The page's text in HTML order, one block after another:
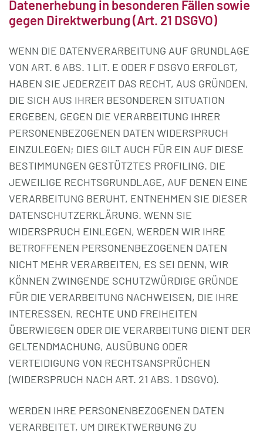
Datenerhebung in besonderen Fällen sowie
gegen Direktwerbung (Art. 21 DSGVO)
WENN DIE DATENVERARBEITUNG AUF GRUNDLAGE
VON ART. 6 ABS. 1 LIT. E ODER F DSGVO ERFOLGT,
HABEN SIE JEDERZEIT DAS RECHT, AUS GRÜNDEN,
DIE SICH AUS IHRER BESONDEREN SITUATION
ERGEBEN, GEGEN DIE VERARBEITUNG IHRER
PERSONENBEZOGENEN DATEN WIDERSPRUCH
EINZULEGEN; DIES GILT AUCH FÜR EIN AUF DIESE
BESTIMMUNGEN GESTÜTZTES PROFILING. DIE
JEWEILIGE RECHTSGRUNDLAGE, AUF DENEN EINE
VERARBEITUNG BERUHT, ENTNEHMEN SIE DIESER
DATENSCHUTZERKLÄRUNG. WENN SIE
WIDERSPRUCH EINLEGEN, WERDEN WIR IHRE
BETROFFENEN PERSONENBEZOGENEN DATEN
NICHT MEHR VERARBEITEN, ES SEI DENN, WIR
KÖNNEN ZWINGENDE SCHUTZWÜRDIGE GRÜNDE
FÜR DIE VERARBEITUNG NACHWEISEN, DIE IHRE
INTERESSEN, RECHTE UND FREIHEITEN
ÜBERWIEGEN ODER DIE VERARBEITUNG DIENT DER
GELTENDMACHUNG, AUSÜBUNG ODER
VERTEIDIGUNG VON RECHTSANSPRÜCHEN
(WIDERSPRUCH NACH ART. 21 ABS. 1 DSGVO).
WERDEN IHRE PERSONENBEZOGENEN DATEN
VERARBEITET, UM DIREKTWERBUNG ZU